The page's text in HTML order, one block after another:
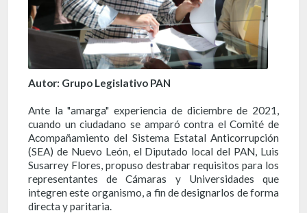
Autor: Grupo Legislativo PAN
Ante la "amarga" experiencia de diciembre de 2021,
cuando un ciudadano se amparó contra el Comité de
Acompañamiento del Sistema Estatal Anticorrupción
(SEA) de Nuevo León, el Diputado local del PAN, Luis
Susarrey Flores, propuso destrabar requisitos para los
representantes de Cámaras y Universidades que
integren este organismo, a fin de designarlos de forma
directa y paritaria.